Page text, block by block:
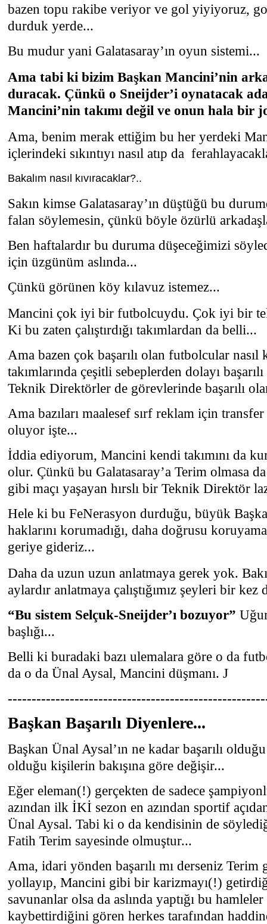
bazen topu rakibe veriyor ve gol yiyiyoruz,
durduk yerde...
Bu mudur yani Galatasaray’ın oyun sistemi...
Ama tabi ki bizim Başkan Mancini’nin
duracak. Çünkü o Sneijder’i oynatacak
Mancini’nin takımı değil ve onun hala bir
Ama, benim merak ettiğim bu her yerdeki
içlerindeki sıkıntıyı nasıl atıp da
Bakalım nasıl kıvıracaklar?..
Sakın kimse Galatasaray’ın düştüğü bu
falan söylemesin, çünkü böyle özürlü
Ben haftalardır bu duruma düşeceğimizi
için üzgünüm aslında...
Çünkü görünen köy kılavuz istemez...
Mancini çok iyi bir futbolcuydu. Çok iyi bir
Ki bu zaten çalıştırdığı takımlardan da belli...
Ama bazen çok başarılı olan futbolcular
takımlarında çeşitli sebeplerden dolayı
Teknik Direktörler de görevlerinde başarılı
Ama bazıları maalesef sırf reklam için
oluyor işte...
İddia ediyorum, Mancini kendi takımını da
olur. Çünkü bu Galatasaray’a Terim olmasa
gibi maçı yaşayan hırslı bir Teknik Direktör
Hele ki bu FeNerasyon durduğu, büyük
haklarını korumadığı, daha doğrusu
geriye gideriz...
Daha da uzun uzun anlatmaya gerek yok.
aylardır anlatmaya çalıştığımız şeyleri bir kez
“Bu sistem Selçuk-Sneijder’ı bozuyor”
başlığı...
Belli ki buradaki bazı ulemalara göre o da
da o da Ünal Aysal, Mancini düşmanı. J
Başkan Başarılı Diyenlere...
Başkan Ünal Aysal’ın ne kadar başarılı
olduğu kişilerin bakışına göre değişir...
Eğer eleman(!) gerçekten de sadece
azından ilk İKİ sezon en azından sportif
Ünal Aysal. Tabi ki o da kendisinin de
Fatih Terim sayesinde olmuştur...
Ama, idari yönden başarılı mı derseniz
yollayıp, Mancini gibi bir karizmayı(!)
savunanlar olsa da aslında yaptığı bu
kaybettirdiğini gören herkes tarafından